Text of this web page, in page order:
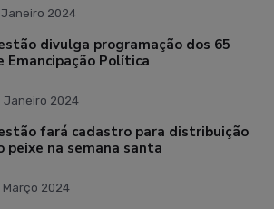
Janeiro 2024
divulga programação dos 65
Emancipação Política
Janeiro 2024
fará cadastro para distribuição
peixe na semana santa
Março 2024